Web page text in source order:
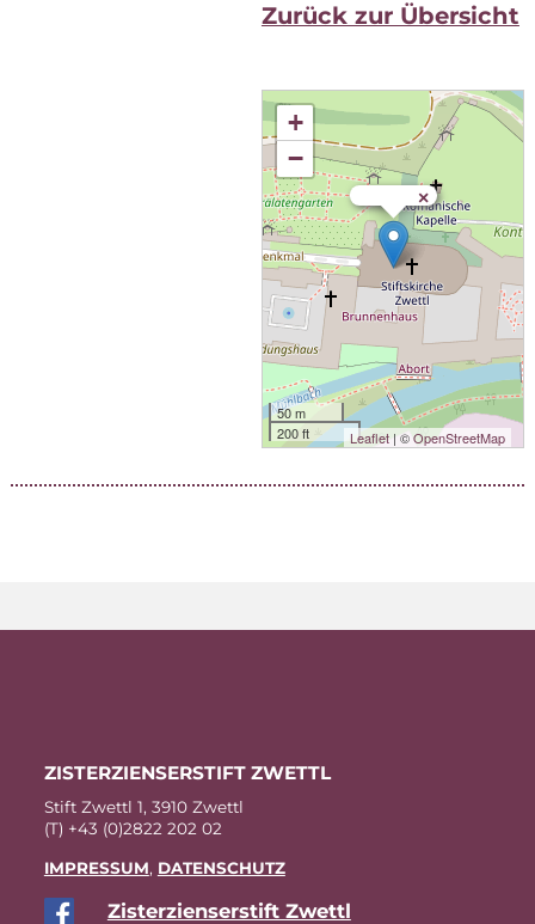
Zu­rück zur Übersicht
×
+
−
50 m
200 ft
Leaflet | ©OpenStreetMap
ZIS­TER­ZI­EN­SER­STIFT ZWETTL
Stift Zwettl 1, 3910 Zwettl
(T) +43 (0)2822 202 02
IM­PRES­SUM, DA­TEN­SCHUTZ
Zis­ter­zi­en­ser­stift Zwettl